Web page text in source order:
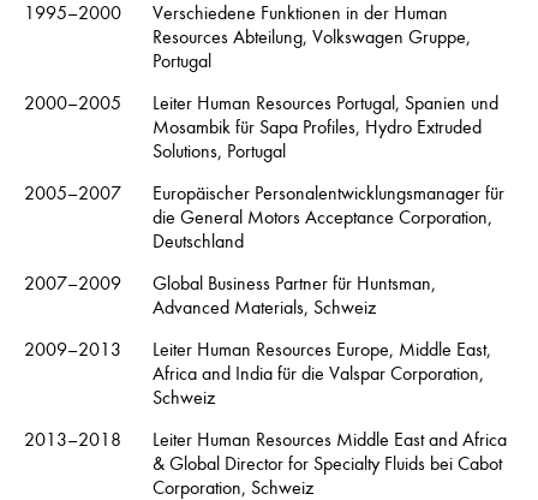
1995–2000
Verschiedene Funktionen in der Human
Resources Abteilung, Volkswagen Gruppe,
Portugal
2000–2005
Leiter Human Resources Portugal, Spanien und
Mosambik für Sapa Profiles, Hydro Extruded
Solutions, Portugal
2005–2007
Europäischer Personalentwicklungsmanager für
die General Motors Acceptance Corporation,
Deutschland
2007–2009
Global Business Partner für Huntsman,
Advanced Materials, Schweiz
2009–2013
Leiter Human Resources Europe, Middle East,
Africa and India für die Valspar Corporation,
Schweiz
2013–2018
Leiter Human Resources Middle East and Africa
& Global Director for Specialty Fluids bei Cabot
Corporation, Schweiz